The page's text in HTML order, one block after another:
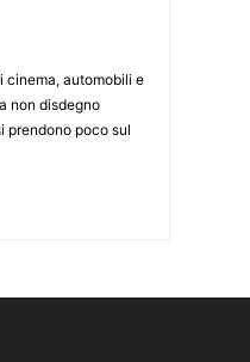
cinema, automobili e
non disdegno
prendono poco sul